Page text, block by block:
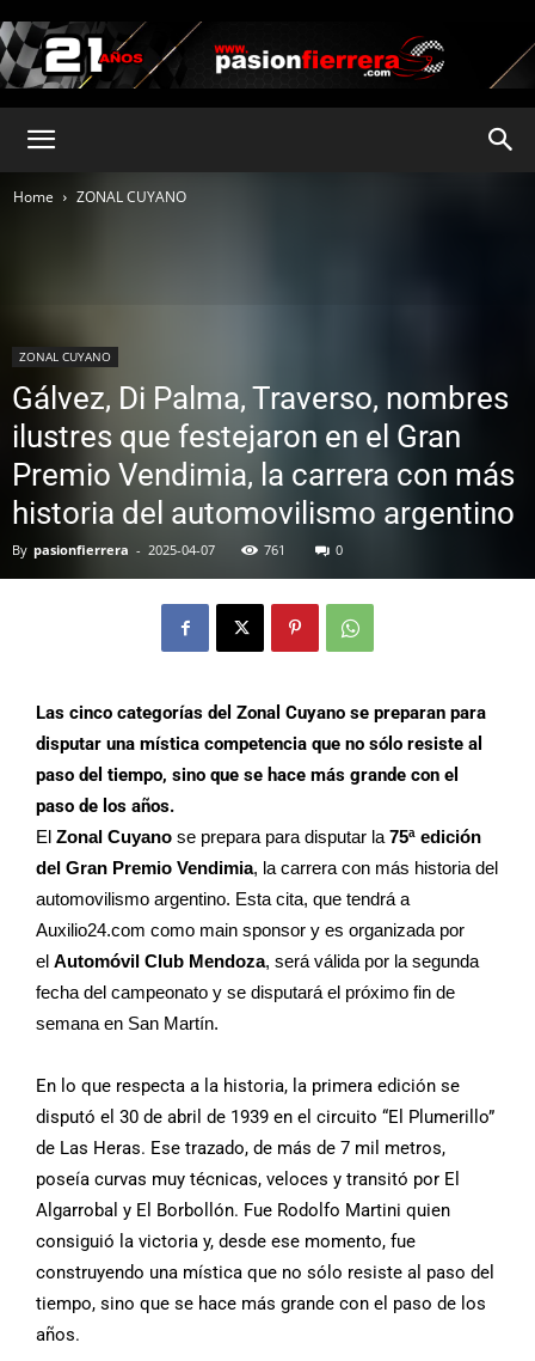
Home ZONAL CUYANO
ZONAL CUYANO
Gálvez, Di Palma, Traverso, nombres
ilustres que festejaron en el Gran
Premio Vendimia, la carrera con más
historia del automovilismo argentino
By pasionfierrera - 2025-04-07 761 0
Las cinco categorías del Zonal Cuyano se preparan para
disputar una mística competencia que no sólo resiste al
paso del tiempo, sino que se hace más grande con el
paso de los años.
El Zonal Cuyano se prepara para disputar la 75ª edición
del Gran Premio Vendimia, la carrera con más historia del
automovilismo argentino. Esta cita, que tendrá a
Auxilio24.com como main sponsor y es organizada por
el Automóvil Club Mendoza, será válida por la segunda
fecha del campeonato y se disputará el próximo fin de
semana en San Martín.
En lo que respecta a la historia, la primera edición se
disputó el 30 de abril de 1939 en el circuito “El Plumerillo”
de Las Heras. Ese trazado, de más de 7 mil metros,
poseía curvas muy técnicas, veloces y transitó por El
Algarrobal y El Borbollón. Fue Rodolfo Martini quien
consiguió la victoria y, desde ese momento, fue
construyendo una mística que no sólo resiste al paso del
tiempo, sino que se hace más grande con el paso de los
años.